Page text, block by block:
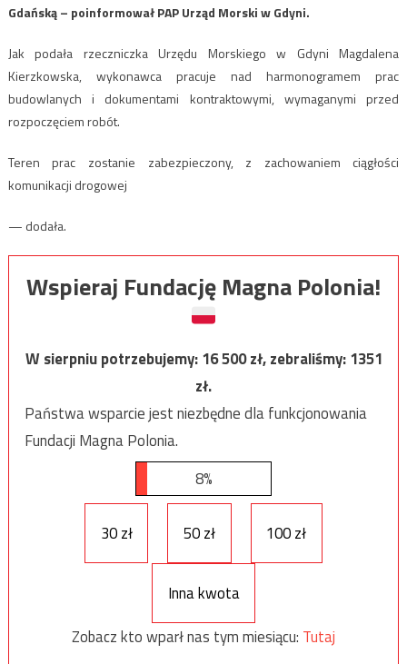
Gdańską – poinformował PAP Urząd Morski w Gdyni.
Jak podała rzeczniczka Urzędu Morskiego w Gdyni Magdalena
Kierzkowska, wykonawca pracuje nad harmonogramem prac
budowlanych i dokumentami kontraktowymi, wymaganymi przed
rozpoczęciem robót.
Teren prac zostanie zabezpieczony, z zachowaniem ciągłości
komunikacji drogowej
— dodała.
Wspieraj Fundację Magna Polonia!
W sierpniu potrzebujemy:16 500zł, zebraliśmy:1351
zł.
Państwa wsparcie jest niezbędne dla funkcjonowania
Fundacji Magna Polonia.
8%
30 zł 50 zł 100 zł
Inna kwota
Zobacz kto wparł nas tym miesiącu: Tutaj